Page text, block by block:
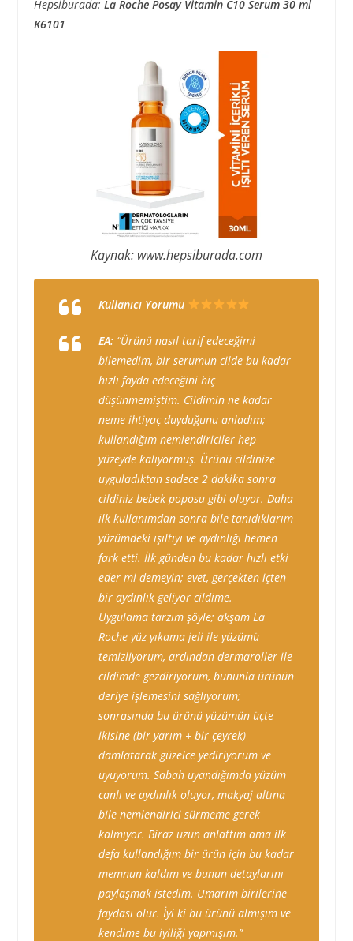
Hepsiburada: La Roche Posay Vitamin C10 Serum 30 ml
K6101
Kaynak: www.hepsiburada.com
Kullanıcı Yorumu
EA:“Ürünü nasıl tarif edeceğimi
bilemedim, bir serumun cilde bu kadar
hızlı fayda edeceğini hiç
düşünmemiştim. Cildimin ne kadar
neme ihtiyaç duyduğunu anladım;
kullandığım nemlendiriciler hep
yüzeyde kalıyormuş. Ürünü cildinize
uyguladıktan sadece 2 dakika sonra
cildiniz bebek poposu gibi oluyor. Daha
ilk kullanımdan sonra bile tanıdıklarım
yüzümdeki ışıltıyı ve aydınlığı hemen
fark etti. İlk günden bu kadar hızlı etki
eder mi demeyin; evet, gerçekten içten
bir aydınlık geliyor cildime.
Uygulama tarzım şöyle; akşam La
Roche yüz yıkama jeli ile yüzümü
temizliyorum, ardından dermaroller ile
cildimde gezdiriyorum, bununla ürünün
deriye işlemesini sağlıyorum;
sonrasında bu ürünü yüzümün üçte
ikisine (bir yarım + bir çeyrek)
damlatarak güzelce yediriyorum ve
uyuyorum. Sabah uyandığımda yüzüm
canlı ve aydınlık oluyor, makyaj altına
bile nemlendirici sürmeme gerek
kalmıyor. Biraz uzun anlattım ama ilk
defa kullandığım bir ürün için bu kadar
memnun kaldım ve bunun detaylarını
paylaşmak istedim. Umarım birilerine
faydası olur. İyi ki bu ürünü almışım ve
kendime bu iyiliği yapmışım.”